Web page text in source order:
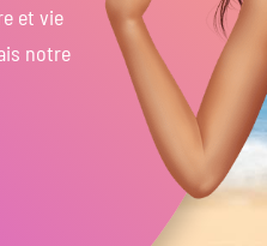
et vie
notre